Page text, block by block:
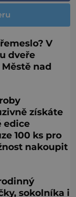
V
dveře
nad
získáte
edice
100 ks pro
nakoupit
sokolníka i